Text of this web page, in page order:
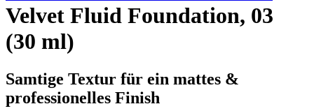
Velvet Fluid Foundation, 03
(30 ml)
Samtige Textur für ein mattes &
professionelles Finish